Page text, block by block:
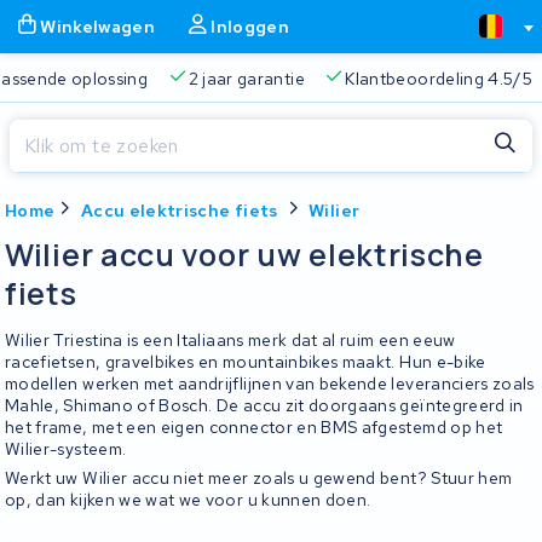
Winkelwagen Inloggen
oplossing 2 jaar garantie Klantbeoordeling 4.5/5
Home Accu elektrische fiets Wilier
Wilier accu voor uw elektrische
fiets
Wilier Triestina is een Italiaans merk dat al ruim een eeuw
racefietsen, gravelbikes en mountainbikes maakt. Hun e-bike
modellen werken met aandrijflijnen van bekende leveranciers zoals
Mahle, Shimano of Bosch. De accu zit doorgaans geïntegreerd in
het frame, met een eigen connector en BMS afgestemd op het
Wilier-systeem.
Werkt uw Wilier accu niet meer zoals u gewend bent? Stuur hem
op, dan kijken we wat we voor u kunnen doen.
Gratis verzending Altijd een passende oplossing
Sluiten
Begin te typen in de zoekbalk om te zoeken